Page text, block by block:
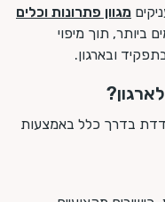
מגוון פתרונות וכלים
ביותר, תוך מיפוי
ובארגון.
בדרך כלל באמצעות